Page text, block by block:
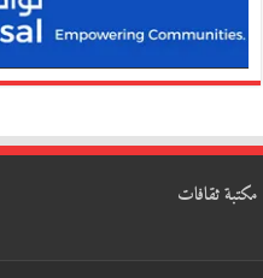
مكتبة ثقافات